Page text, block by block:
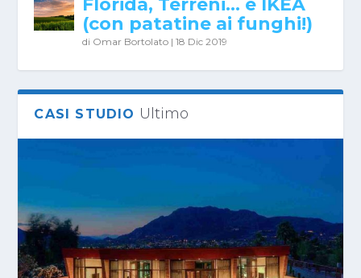
(con patatine ai funghi!)
di Omar Bortolato |18 Dic 2019
CASI STUDIO Ultimo